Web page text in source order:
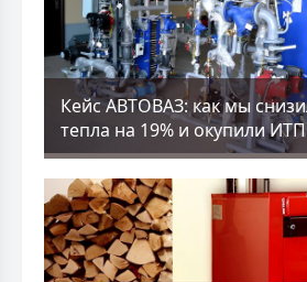
Кейс АВТОВАЗ: как мы
тепла на 19% и окупили